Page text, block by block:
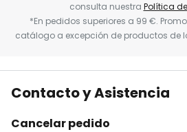
consulta nuestra Política
*En pedidos superiores a 99 €.
catálogo a excepción de productos de
Contacto y Asistencia
Cancelar pedido